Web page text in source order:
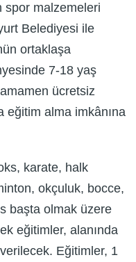
spor malzemeleri
Belediyesi ile
ortaklaşa
7-18 yaş
ücretsiz
eğitim alma imkânına
karate, halk
okçuluk, bocce,
başta olmak üzere
eğitimler, alanında
Eğitimler, 1